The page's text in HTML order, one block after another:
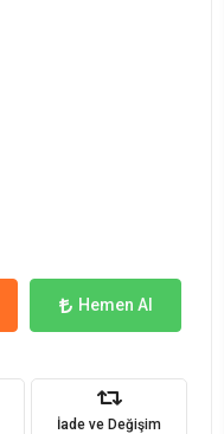
Hemen Al
İade ve Değişim